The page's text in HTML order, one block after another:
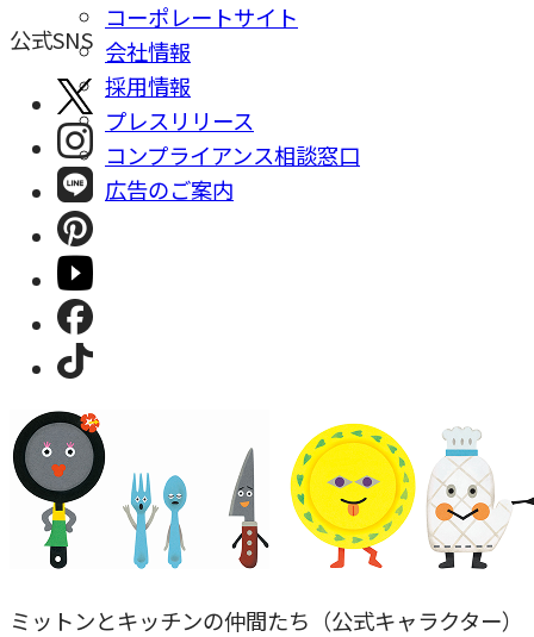
コーポレートサイト
会社情報
採⽤情報
プレスリリース
コンプライアンス相談窓⼝
広告のご案内
公式SNS
ミットンとキッチンの仲間たち（公式キャラクター）